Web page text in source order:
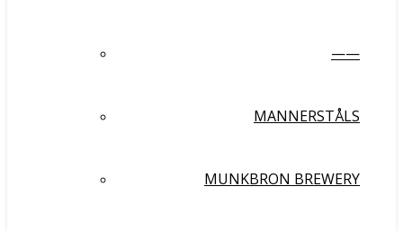
——
MANNERSTÅLS
MUNKBRON BREWERY